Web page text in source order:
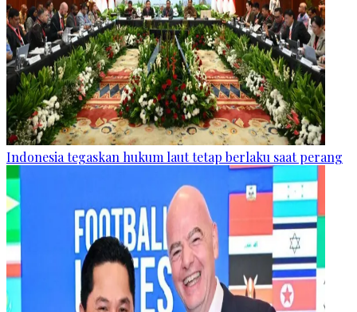
Indonesia tegaskan hukum laut tetap berlaku saat perang